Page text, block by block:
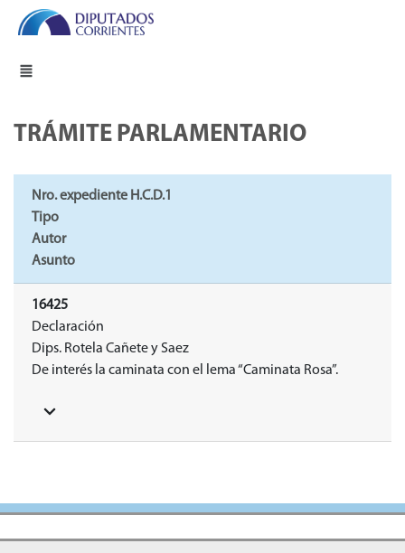
TRÁMITE PARLAMENTARIO
Nro. expediente H.C.D.1
Tipo
Autor
Asunto
16425
Declaración
Dips. Rotela Cañete y Saez
De interés la caminata con el lema “Caminata Rosa”.